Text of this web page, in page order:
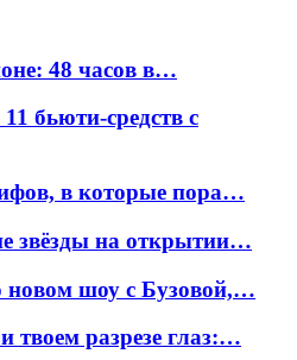
48 часов в…
бьюти-средств с
в которые пора…
звёзды на открытии…
новом шоу с Бузовой,…
твоем разрезе глаз:…